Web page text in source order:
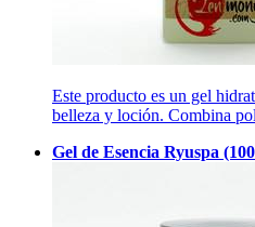
Este producto es un gel
belleza y loción. Combina
Gel de Esencia Ryuspa